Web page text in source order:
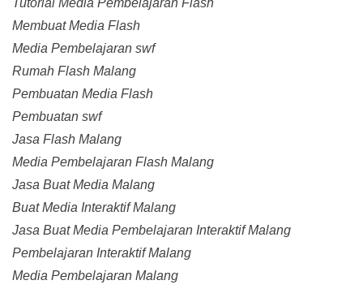
Tutorial Media Pembelajaran Flash
Membuat Media Flash
Media Pembelajaran swf
Rumah Flash Malang
Pembuatan Media Flash
Pembuatan swf
Jasa Flash Malang
Media Pembelajaran Flash Malang
Jasa Buat Media Malang
Buat Media Interaktif Malang
Jasa Buat Media Pembelajaran Interaktif Malang
Pembelajaran Interaktif Malang
Media Pembelajaran Malang